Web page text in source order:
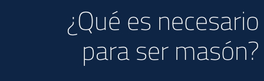
¿Qué es necesario
para ser masón?